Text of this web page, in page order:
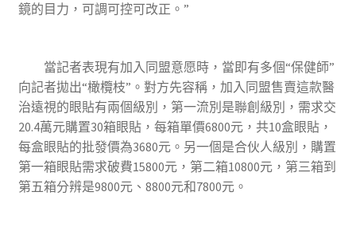
鏡的目力，可調可控可改正。”
當記者表現有加入同盟意愿時，當即有多個“保健師”
向記者拋出“橄欖枝”。對方先容稱，加入同盟售賣這款醫
治遠視的眼貼有兩個級別，第一流別是聯創級別，需求交
20.4萬元購置30箱眼貼，每箱單價6800元，共10盒眼貼，
每盒眼貼的批發價為3680元。另一個是合伙人級別，購置
第一箱眼貼需求破費15800元，第二箱10800元，第三箱到
第五箱分辨是9800元、8800元和7800元。